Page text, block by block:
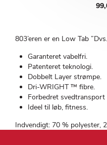
803’eren er en Low Tab
Garanteret vabelfri.
Patenteret teknologi.
Dobbelt Layer strømpe.
Dri-WRIGHT ™ fibre.
Forbedret svedtransport
Ideel til løb, fitness.
Indvendigt: 70 % polyester,
Udvendigt: 71 % polyester,